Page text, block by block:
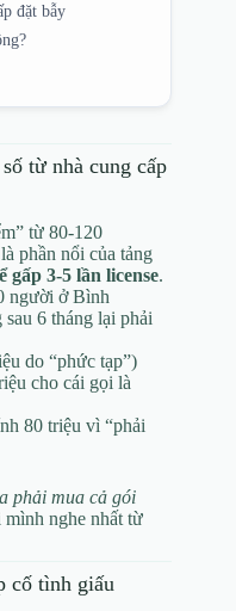
đặt bẫy
từ nhà cung cấp
từ 80-120
phần nổi của tảng
3-5 lần license.
người ở Bình
6 tháng lại phải
do “phức tạp”)
cho cái gọi là
80 triệu vì “phải
phải mua cả gói
mình nghe nhất từ
cố tình giấu